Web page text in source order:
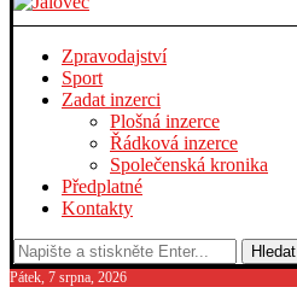
Zpravodajství
Sport
Zadat inzerci
Plošná inzerce
Řádková inzerce
Společenská kronika
Předplatné
Kontakty
Hledat
Pátek, 7 srpna, 2026